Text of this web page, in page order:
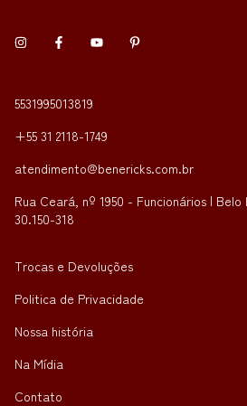
5531995013819
+55 31 2118-1749
atendimento@benericks.com.br
Rua Ceará, nº 1950 - Funcionários |
30.150-318
Trocas e Devoluções
Politica de Privacidade
Nossa história
Na Mídia
Contato